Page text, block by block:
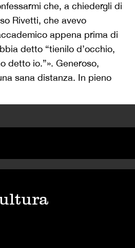
che, a chiedergli di
Rivetti, che avevo
appena prima di
detto “tienilo d’occhio,
detto io.”». Generoso,
sana distanza. In pieno